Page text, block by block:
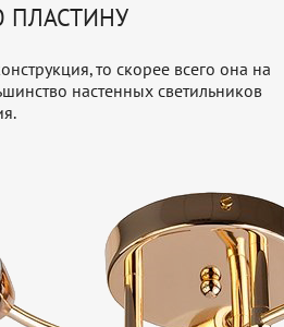
ПЛАСТИНУ
то скорее всего она на
настенных светильников